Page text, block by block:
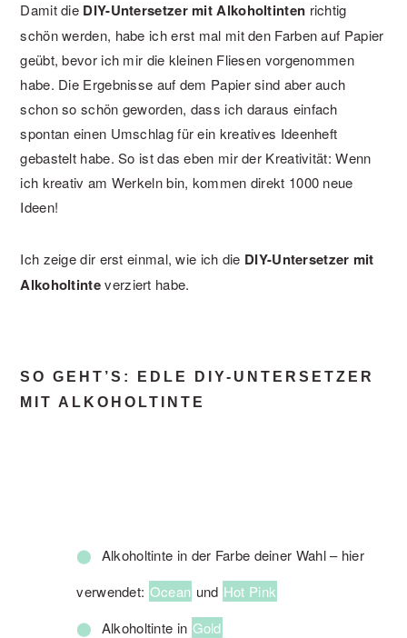
Damit die DIY-Untersetzer mit Alkoholtinten richtig
schön werden, habe ich erst mal mit den Farben auf Papier
geübt, bevor ich mir die kleinen Fliesen vorgenommen
habe. Die Ergebnisse auf dem Papier sind aber auch
schon so schön geworden, dass ich daraus einfach
spontan einen Umschlag für ein kreatives Ideenheft
gebastelt habe. So ist das eben mir der Kreativität: Wenn
ich kreativ am Werkeln bin, kommen direkt 1000 neue
Ideen!
Ich zeige dir erst einmal, wie ich die DIY-Untersetzer mit
Alkoholtinteverziert habe.
SO GEHT’S: EDLE DIY-UNTERSETZER
MIT ALKOHOLTINTE
Alkoholtinte in der Farbe deiner Wahl – hier
verwendet: Ocean und Hot Pink
Alkoholtinte in Gold